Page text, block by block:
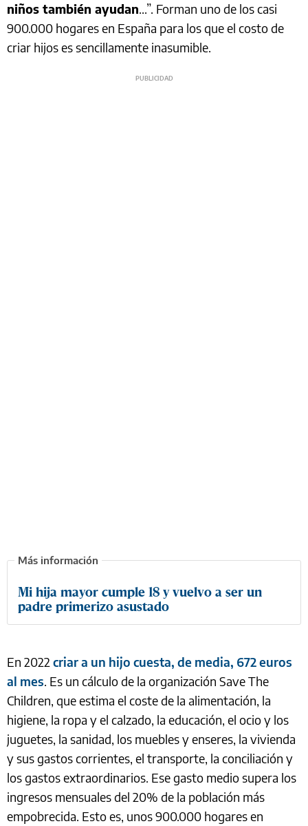
niños también ayudan...”. Forman uno de los casi
900.000 hogares en España para los que el costo de
criar hijos es sencillamente inasumible.
Mi hija mayor cumple 18 y vuelvo a ser un
padre primerizo asustado
En 2022 criar a un hijo cuesta, de media, 672 euros
al mes. Es un cálculo de la organización Save The
Children, que estima el coste de la alimentación, la
higiene, la ropa y el calzado, la educación, el ocio y los
juguetes, la sanidad, los muebles y enseres, la vivienda
y sus gastos corrientes, el transporte, la conciliación y
los gastos extraordinarios. Ese gasto medio supera los
ingresos mensuales del 20% de la población más
empobrecida. Esto es, unos 900.000 hogares en